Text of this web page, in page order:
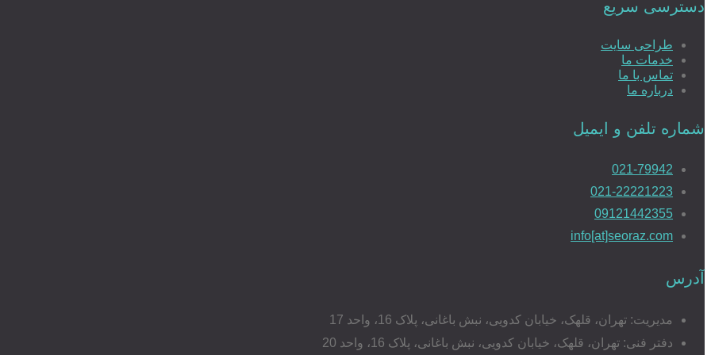
دسترسی سریع
طراحی سایت
خدمات ما
تماس با ما
درباره ما
شماره تلفن و ایمیل
021-79942
021-22221223
09121442355
info[at]seoraz.com
آدرس
مدیریت: تهران، قلهک، خیابان کدویی، نبش باغانی، پلاک 16، واحد 17
دفتر فنی: تهران، قلهک، خیابان کدویی، نبش باغانی، پلاک 16، واحد 20